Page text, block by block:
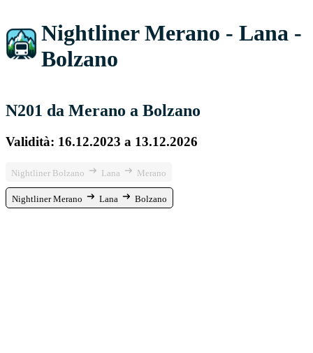
Nightliner Merano - Lana -
Bolzano
N201 da Merano a Bolzano
Validità: 16.12.2023 a 13.12.2026
Nightliner Bolzano Lana Merano
Nightliner Merano Lana Bolzano